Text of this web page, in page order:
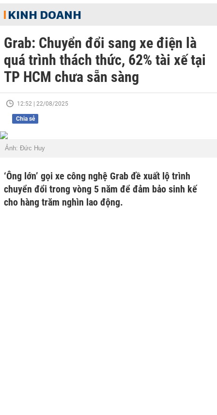
KINH DOANH
Grab: Chuyển đổi sang xe điện là
quá trình thách thức, 62% tài xế tại
TP HCM chưa sẵn sàng
12:52 | 22/08/2025
Chia sẻ
Ảnh: Đức Huy
‘Ông lớn’ gọi xe công nghệ Grab đề xuất lộ trình
chuyển đổi trong vòng 5 năm để đảm bảo sinh kế
cho hàng trăm nghìn lao động.